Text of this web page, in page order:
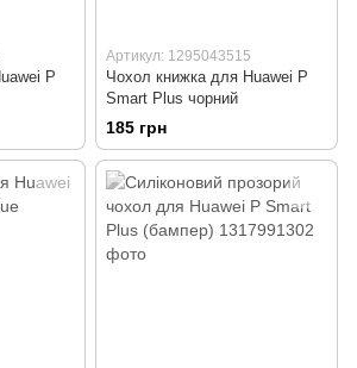
P
Артикул: 1295043515
Чохол книжка для Huawei P
Smart Plus чорний
185 грн